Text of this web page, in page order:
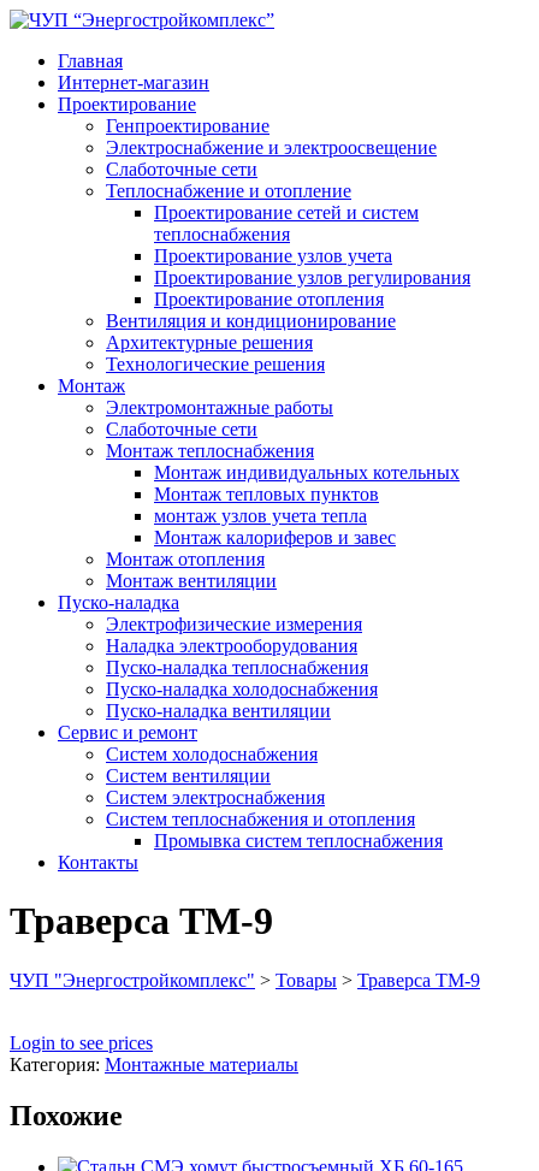
Главная
Интернет-магазин
Проектирование
Генпроектирование
Электроснабжение и электроосвещение
Слаботочные сети
Теплоснабжение и отопление
Проектирование сетей и систем
теплоснабжения
Проектирование узлов учета
Проектирование узлов регулирования
Проектирование отопления
Вентиляция и кондиционирование
Архитектурные решения
Технологические решения
Монтаж
Электромонтажные работы
Слаботочные сети
Монтаж теплоснабжения
Монтаж индивидуальных котельных
Монтаж тепловых пунктов
монтаж узлов учета тепла
Монтаж калориферов и завес
Монтаж отопления
Монтаж вентиляции
Пуско-наладка
Электрофизические измерения
Наладка электрооборудования
Пуско-наладка теплоснабжения
Пуско-наладка холодоснабжения
Пуско-наладка вентиляции
Сервис и ремонт
Систем холодоснабжения
Систем вентиляции
Систем электроснабжения
Систем теплоснабжения и отопления
Промывка систем теплоснабжения
Контакты
Траверса ТМ-9
ЧУП "Энергостройкомплекс" > Товары > Траверса ТМ-9
Login to see prices
Категория: Монтажные материалы
Похожие